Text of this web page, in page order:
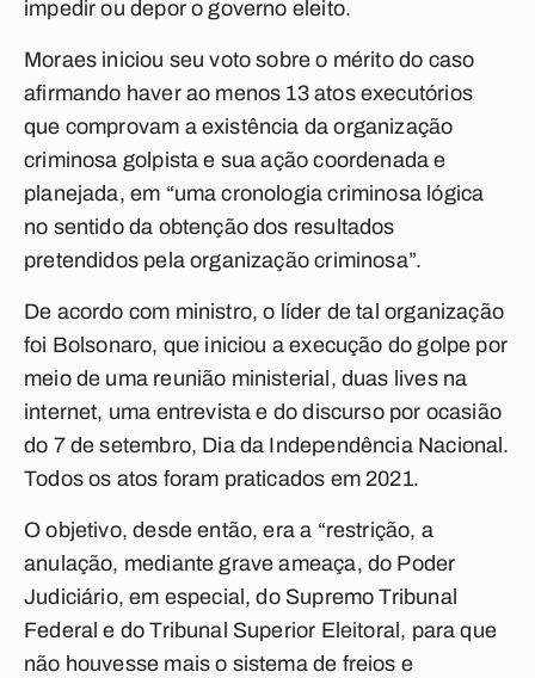
impedir ou depor o governo eleito.
Moraes iniciou seu voto sobre o mérito do caso
afirmando haver ao menos 13 atos executórios
que comprovam a existência da organização
criminosa golpista e sua ação coordenada e
planejada, em “uma cronologia criminosa lógica
no sentido da obtenção dos resultados
pretendidos pela organização criminosa”.
De acordo com ministro, o líder de tal organização
foi Bolsonaro, que iniciou a execução do golpe por
meio de uma reunião ministerial, duas lives na
internet, uma entrevista e do discurso por ocasião
do 7 de setembro, Dia da Independência Nacional.
Todos os atos foram praticados em 2021.
O objetivo, desde então, era a “restrição, a
anulação, mediante grave ameaça, do Poder
Judiciário, em especial, do Supremo Tribunal
Federal e do Tribunal Superior Eleitoral, para que
não houvesse mais o sistema de freios e